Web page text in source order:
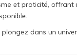
et praticité,
dans un